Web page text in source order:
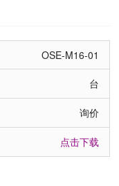
OSE-M16-01
台
询价
点击下载